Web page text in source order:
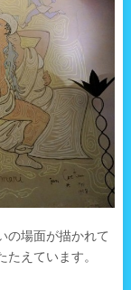
の場面が描かれて
えています。